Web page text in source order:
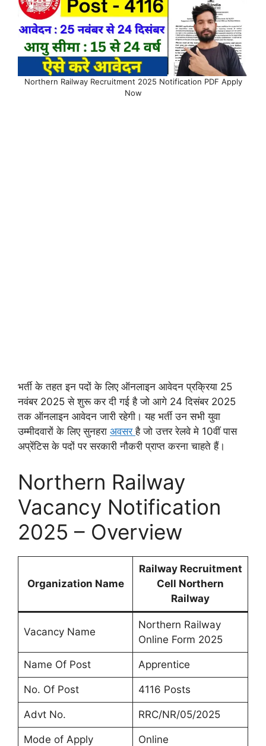
Northern Railway Recruitment 2025 Notification PDF Apply
Now
भर्ती के तहत इन पदों के लिए ऑनलाइन आवेदन प्रक्रिया 25
नवंबर 2025 से शुरू कर दी गई है जो आगे 24 दिसंबर 2025
तक ऑनलाइन आवेदन जारी रहेगी। यह भर्ती उन सभी युवा
उम्मीदवारों के लिए सुनहरा अवसरहै जो उत्तर रेलवे मे 10वीं पास
अप्रेंटिस के पदों पर सरकारी नौकरी प्राप्त करना चाहते हैं।
Northern Railway
Vacancy Notification
2025 – Overview
Organization Name
Railway Recruitment
Cell Northern
Railway
Vacancy Name
Northern Railway
Online Form 2025
Name Of Post Apprentice
No. Of Post 4116 Posts
Advt No. RRC/NR/05/2025
Mode of Apply Online